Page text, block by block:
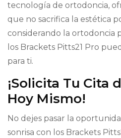
tecnología de ortodoncia,
que no sacrifica la estética
considerando la ortodoncia
los Brackets Pitts21 Pro
para ti.
¡Solicita Tu Cita
Hoy Mismo!
No dejes pasar la
sonrisa con los Brackets